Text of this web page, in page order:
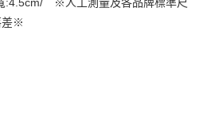
享後付」後，將跳轉至「AFTEE先享後付」
額後，即可完成結帳。
差※